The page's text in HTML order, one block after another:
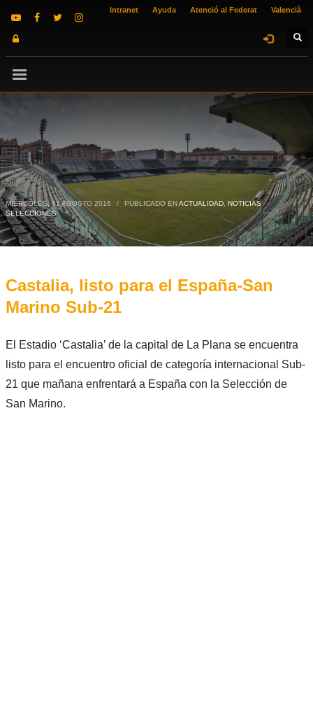
Intranet Ayuda Atenció al Federat Valencià
MIÉRCOLES, 31 AGOSTO 2016 / PUBLICADO ENACTUALIDAD, NOTICIAS
SELECCIONES
Castalia, listo para el España-San
Marino Sub-21
El Estadio ‘Castalia’ de la capital de La Plana se encuentra
listo para el encuentro oficial de categoría internacional Sub-
21 que mañana enfrentará a España con la Selección de
San Marino.